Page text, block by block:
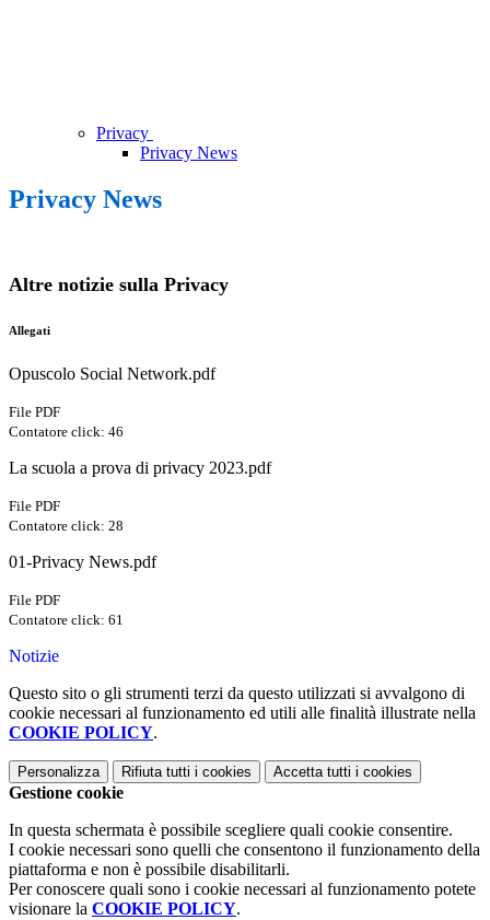
Privacy
Privacy News
Privacy News
Altre notizie sulla Privacy
Allegati
Opuscolo Social Network.pdf
File PDF
Contatore click: 46
La scuola a prova di privacy 2023.pdf
File PDF
Contatore click: 28
01-Privacy News.pdf
File PDF
Contatore click: 61
Notizie
Questo sito o gli strumenti terzi da questo utilizzati si avvalgono di
cookie necessari al funzionamento ed utili alle finalità illustrate nella
COOKIE POLICY.
Personalizza Rifiuta tutti i cookies Accetta tutti i cookies
Gestione cookie
In questa schermata è possibile scegliere quali cookie consentire.
I cookie necessari sono quelli che consentono il funzionamento della
piattaforma e non è possibile disabilitarli.
Per conoscere quali sono i cookie necessari al funzionamento potete
visionare la COOKIE POLICY.